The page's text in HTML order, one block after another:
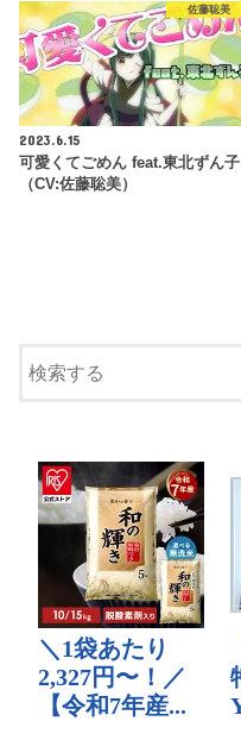
佐藤聡美
2023.6.15
可愛くてごめん feat.東北ずん子
（CV:佐藤聡美）